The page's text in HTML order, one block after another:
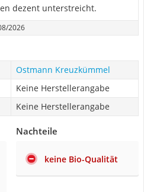
dezent unterstreicht.
2026
Ostmann Kreuzkümmel
Keine Herstellerangabe
Keine Herstellerangabe
Nachteile
keine Bio-Qualität